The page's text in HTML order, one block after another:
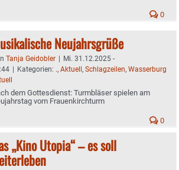
0
Neujahrsgrüße
Tanja Geidobler | Mi. 31.12.2025 -
| Kategorien: ., Aktuell, Schlagzeilen, Wasserburg
dem Gottesdienst: Turmbläser spielen am
vom Frauenkirchturm
0
„Kino Utopia“ – es soll